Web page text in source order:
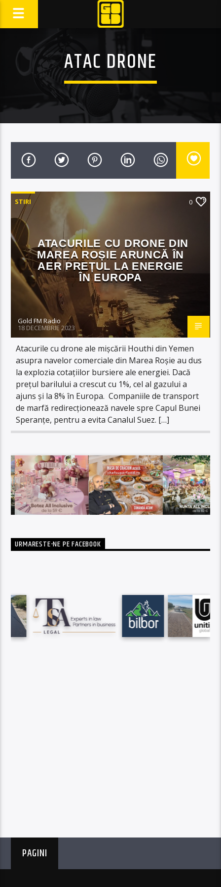
ATAC DRONE
STIRI 0
ATACURILE CU DRONE DIN
MAREA ROȘIE ARUNCĂ ÎN
AER PREȚUL LA ENERGIE
ÎN EUROPA
Gold FM Radio
18 DECEMBRIE 2023
Atacurile cu drone ale mișcării Houthi din Yemen
asupra navelor comerciale din Marea Roșie au dus
la explozia cotațiilor bursiere ale energiei. Dacă
prețul barilului a crescut cu 1%, cel al gazului a
ajuns și la 8% în Europa. Companiile de transport
de marfă redirecționează navele spre Capul Bunei
Speranțe, pentru a evita Canalul Suez. […]
URMARESTE-NE PE FACEBOOK
PAGINI